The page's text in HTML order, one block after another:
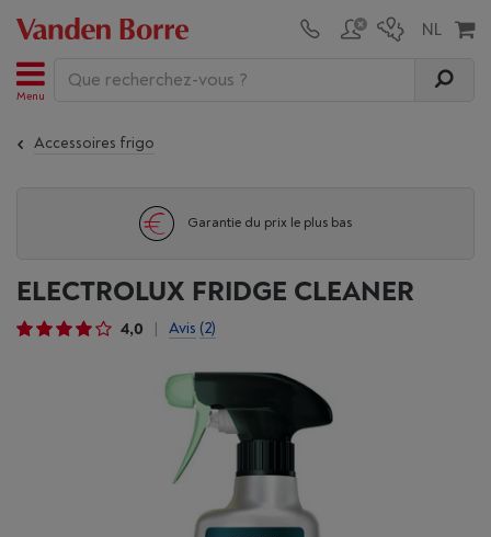
Menu
Accessoires frigo
Garantie du prix le plus bas
ELECTROLUX FRIDGE CLEANER
4,0 Avis (2)